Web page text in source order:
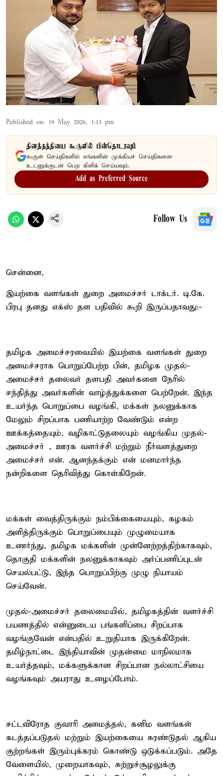
Published on: 19 May 2026, 1:13 pm
தினத்தந்தியை கூகுளில் பின்தொடரவும்
கூகுள் செய்திகளில் எங்களின் முக்கியச் செய்திகளை
உடனுக்குடன் பெற கிளிக் செய்யவும்.
Add as Preferred Source
Follow Us
சென்னை,
இயற்கை வளங்கள் துறை அமைச்சர் டாக்டர். டி.கே.
பிரபு தனது எக்ஸ் தள பதிவில் கூறி இருப்பதாவது:-
தமிழக அமைச்சரவையில் இயற்கை வளங்கள் துறை
அமைச்சராக பொறுப்பேற்ற பின், தமிழக முதல்-
அமைச்சர் தலைவர் தளபதி அவர்களை நேரில்
சந்தித்து அவர்களின் வாழ்த்துக்களை பெற்றேன். இந்த
உயர்ந்த பொறுப்பை வழங்கி, மக்கள் நலனுக்காக
மேலும் சிறப்பாக பணியாற்ற வேண்டும் என்ற
ஊக்கத்தையும், வழிகாட்டுதலையும் வழங்கிய முதல்-
அமைச்சர் , ஊரக வளர்ச்சி மற்றும் நீர்வளத்துறை
அமைச்சர் என். ஆனந்தக்கும் என் மனமார்ந்த
நன்றிகளை தெரிவித்து கொள்கிறேன்.
மக்கள் வைத்திருக்கும் நம்பிக்கையையும், கழகம்
அளித்திருக்கும் பொறுப்பையும் முழுமையாக
உணர்ந்து, தமிழக மக்களின் முன்னேற்றத்திற்காகவும்,
தொகுதி மக்களின் நலனுக்காகவும் அர்ப்பணிப்புடன்
செயல்பட்டு, இந்த பொறுப்பிற்கு முழு நியாயம்
செய்வேன்.
முதல்-அமைச்சர் தலைமையில், தமிழகத்தின் வளர்ச்சி
பயணத்தில் என்னுடைய பங்களிப்பை சிறப்பாக
வழங்குவேன் என்பதில் உறுதியாக இருக்கிறேன்.
தமிழ்நாட்டை இந்தியாவின் முதன்மை மாநிலமாக
உயர்த்தவும், மக்களுக்கான சிறப்பான நல்லாட்சியை
வழங்கவும் அயராது உழைப்போம்.
சட்டவிரோத குவாரி அமைத்தல், கனிம வளங்கள்
கடத்தப்படுதல் மற்றும் இயற்கையை சுரண்டுதல் ஆகிய
குற்றங்கள் இரும்புக்கரம் கொண்டு ஒடுக்கப்படும். அதே
வேளையில், முறையாகவும், சுற்றுச்சூழலுக்கு